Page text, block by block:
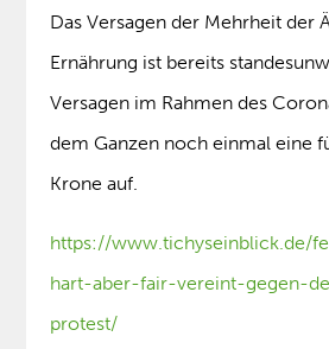
Das Versagen der Mehrheit der
Ernährung ist bereits
Versagen im Rahmen des
dem Ganzen noch einmal eine
Krone auf.
https://www.tichyseinblick.de/
hart-aber-fair-vereint-gegen-
protest/